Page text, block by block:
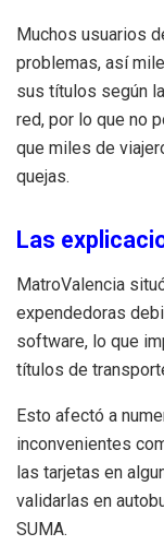
Muchos usuarios
problemas, así
sus títulos según
red, por lo que no
que miles de
quejas.
Las
MatroValencia
expendedoras
software, lo que
títulos de
Esto afectó a
inconvenientes
las tarjetas en
validarlas en
SUMA.